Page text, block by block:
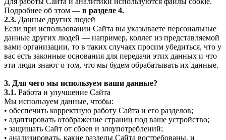
Подробнее об этом — в разделе 4.
2.3. Данные других людей
Если при использовании Сайта вы указываете персональные
данные других людей — например, коллег из представляемой
вами организации, то в таких случаях просим убедиться, что у
вас есть законные основания для передачи этих данных и что
эти люди знают о том, что мы будем обрабатывать их данные.
3. Для чего мы используем ваши данные?
3.1. Работа и улучшение Сайта
Мы используем данные, чтобы:
• обеспечить корректную работу Сайта и его разделов;
• адаптировать отображение страниц под ваше устройство;
• защищать Сайт от сбоев и злоупотреблений;
• анализировать, какие разделы Сайта востребованы, и